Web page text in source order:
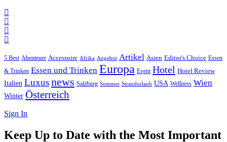
5 Best Abenteuer Accessoire Afrika Angebot Artikel Asien Editor's Choice Essen
& Trinken Essen und Trinken Europa Event Hotel Hotel Review
Italien Luxusnews Salzburg Sommer Strandurlaub USA Wellness Wien
Winter Österreich
Sign In
Keep Up to Date with the Most Important